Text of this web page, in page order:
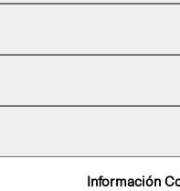
Información